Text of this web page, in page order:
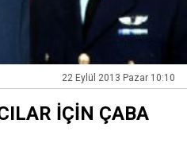
22 Eylül 2013 Pazar 10:10
İÇİN ÇABA